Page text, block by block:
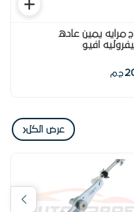
مرايه يمين عاده
افيو
ج.م
عرض الكل‹